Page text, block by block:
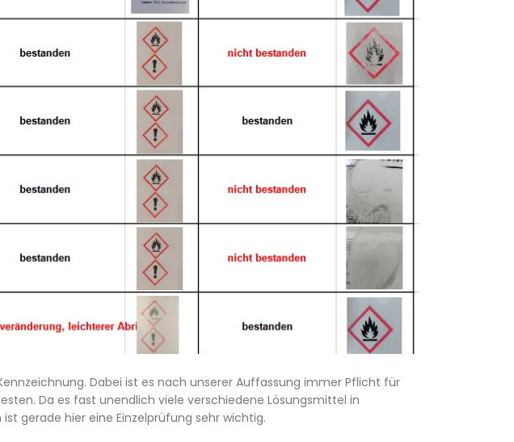
Dabei ist es nach unserer Auffassung immer Pflicht für
Da es fast unendlich viele verschiedene Lösungsmittel in
gerade hier eine Einzelprüfung sehr wichtig.